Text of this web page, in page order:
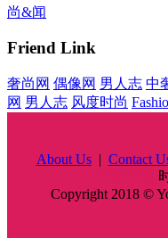
尚&闻
Friend Link
奢尚网 偶像网 男人志 中
网 男人志 风度时尚
About Us| Contact
Copyright 2018 ©